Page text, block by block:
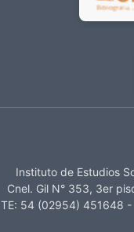
Instituto de Estudios
Cnel. Gil N° 353, 3er
TE: 54 (02954) 451648 -